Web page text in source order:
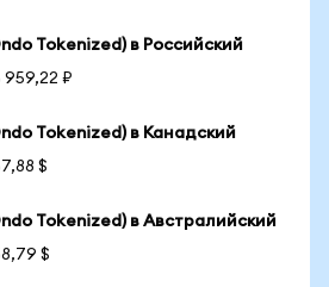
Tokenized) в Российский
959,22 ₽
Tokenized) в Канадский
$
Tokenized) в Австралийский
$